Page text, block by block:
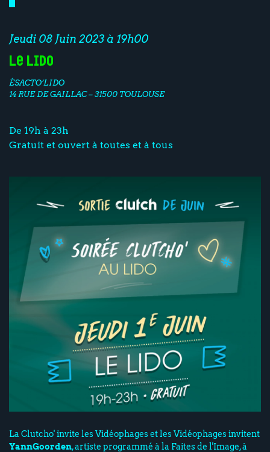
Jeudi 08 Juin 2023 à 19h00
Le Lido
ÉSACTO’LIDO
14 RUE DE GAILLAC – 31500 TOULOUSE
De 19h à 23h
Gratuit et ouvert à toutes et à tous
La Clutcho' invite les Vidéophages et les Vidéophages invitent
YannGoorden, artiste programmé à la Faites de l'Image, à